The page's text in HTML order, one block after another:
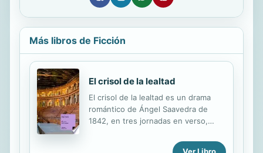
Más libros de Ficción
El crisol de la lealtad
El crisol de la lealtad es un drama
romántico de Ángel Saavedra de
1842, en tres jornadas en verso,
Azagra, que dice ser Alfonso el